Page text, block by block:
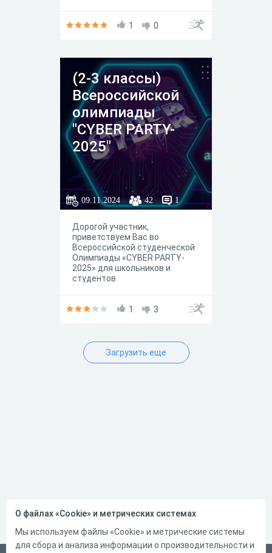
1
0
(2-3 классы)
Всероссийской
олимпиады
"CYBER PARTY-
2025"
09.11.2024 42 1
Дорогой участник,
приветствуем Вас во
Всероссийской студенческой
Олимпиады «CYBER PARTY-
2025» для школьников и
студентов
1
3
Загрузить еще
О файлах «Cookie» и метрических системах
Мы используем файлы «Cookie» и метрические системы
для сбора и анализа информации о производительности и